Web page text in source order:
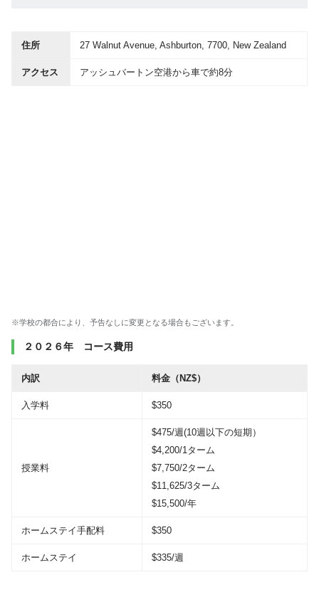
住所 27 Walnut Avenue, Ashburton, 7700, New Zealand
アクセス アッシュバートン空港から車で約8分
※学校の都合により、予告なしに変更となる場合もございます。
２０２６年 コース費用
内訳 料金（NZ$）
入学料 $350
授業料
$475/週(10週以下の短期）
$4,200/1ターム
$7,750/2ターム
$11,625/3ターム
$15,500/年
ホームステイ手配料 $350
ホームステイ $335/週